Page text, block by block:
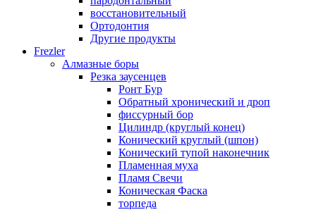
восстановительный
Ортодонтия
Другие продукты
Frezler
Алмазные боры
Резка заусенцев
Ронт Бур
Обратный хронический и дроп
фиссурный бор
Цилиндр (круглый конец)
Конический круглый (шпон)
Конический тупой наконечник
Пламенная муха
Пламя Свечи
Коническая Фаска
торпеда